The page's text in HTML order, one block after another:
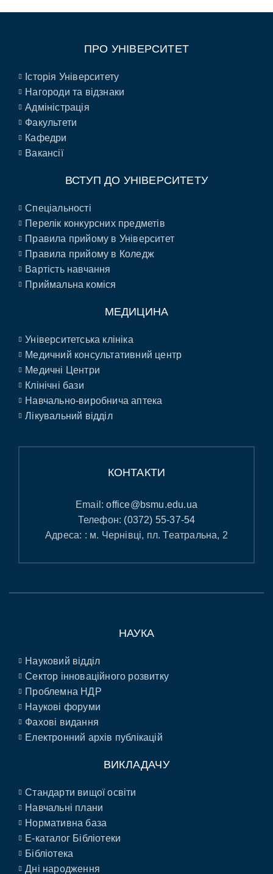
ПРО УНІВЕРСИТЕТ
Історія Університету
Нагороди та відзнаки
Адміністрація
Факультети
Кафедри
Вакансії
ВСТУП ДО УНІВЕРСИТЕТУ
Спеціальності
Перелік конкурсних предметів
Правила прийому в Університет
Правила прийому в Коледж
Вартість навчання
Приймальна коміся
МЕДИЦИНА
Університетська клініка
Медичний консультативний центр
Медичні Центри
Клінічні бази
Навчально-виробнича аптека
Лікувальний відділ
КОНТАКТИ
Email:office@bsmu.edu.ua
Телефон: (0372) 55-37-54
Адреса: : м. Чернівці, пл. Театральна, 2
НАУКА
Науковий відділ
Сектор інноваційного розвитку
Проблемна НДР
Наукові форуми
Фахові видання
Електронний архів публікацій
ВИКЛАДАЧУ
Стандарти вищої освіти
Навчальні плани
Нормативна база
E-каталог Бібліотеки
Бібліотека
Дні народження